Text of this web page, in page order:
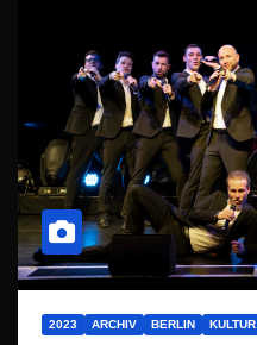
2023 ARCHIV BERLIN KULTUR